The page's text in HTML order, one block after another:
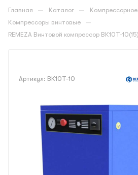
Главная — Каталог —
Компрессоры винтовые —
REMEZA Винтовой компрессор ВК10Т-
Артикул: ВК10Т-10